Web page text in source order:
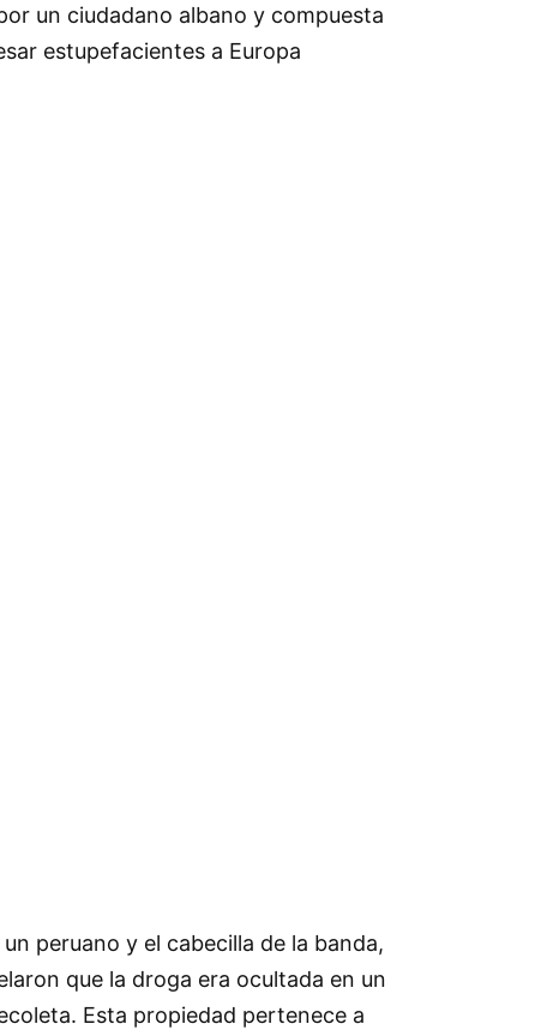
un ciudadano albano y compuesta
estupefacientes a Europa
peruano y el cabecilla de la banda,
que la droga era ocultada en un
Esta propiedad pertenece a